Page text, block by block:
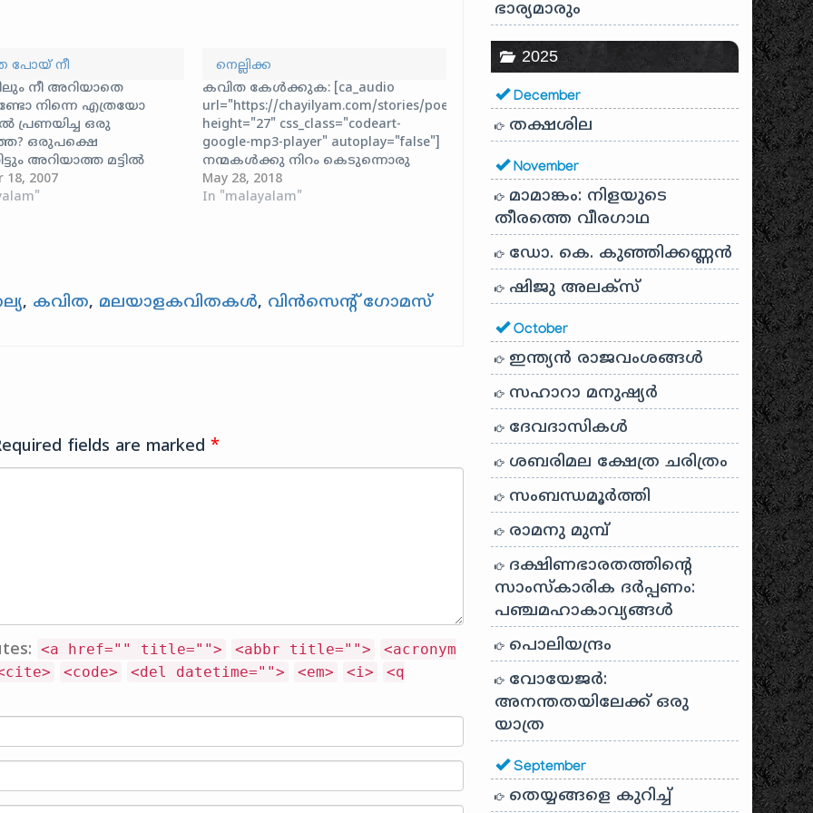
പോയ് നീ
നീ അറിയാതെ
നിന്നെ എത്രയോ
പ്രണയിച്ച ഒരു
ഒരുപക്ഷെ
അറിയാത്ത മട്ടിൽ
വരുമ്പോൾ പ്രാണൻ
മഴ പോലെ
പോയ് നീ,
18, 2007
നെല്ലിക്ക
കവിത കേൾക്കുക: [ca_audio
url="https://chayilyam.com/stories/poem/nellikka.mp3"
height="27" css_class="codeart-
google-mp3-player" autoplay="false"]
നന്മകൾക്കു നിറം കെടുന്നൊരു
കാലമെന്നുണ്ണീ തിന്മകൾക്കു നിറച്ചു
വർണ്ണ ചന്തമെന്നുണ്ണീ... മിന്നുന്നു
മണ്ണിലടിഞ്ഞിടല്ലുണ്ണീ... ഓർത്തു
മണൽക്കുഴികൾ... മാവിലെ
കുഞ്ഞാറ്റമുട്ട വിരിഞ്ഞൊരാക്കൂട്‌...
May 28, 2018
In "malayalam"
, കവിത, മലയാളകവിതകൾ, വിന്‍സെന്റ് ഗോമസ്
fields are marked*
<a href="" title=""> <abbr title="">
<acronym
<code> <del datetime=""> <em> <i>
<q
ഭാര്യമാരും
2025
December
തക്ഷശില
November
മാമാങ്കം: നിളയുടെ
തീരത്തെ വീരഗാഥ
ഡോ. കെ. കുഞ്ഞിക്കണ്ണൻ
ഷിജു അലക്സ്
October
ഇന്ത്യൻ രാജവംശങ്ങൾ
സഹാറാ മനുഷ്യർ
ദേവദാസികൾ
ശബരിമല ക്ഷേത്ര ചരിത്രം
സംബന്ധമൂർത്തി
രാമനു മുമ്പ്
ദക്ഷിണഭാരതത്തിൻ്റെ
സാംസ്കാരിക ദർപ്പണം:
പഞ്ചമഹാകാവ്യങ്ങൾ
പൊലിയന്ദ്രം
വോയേജർ:
അനന്തതയിലേക്ക് ഒരു
യാത്ര
September
തെയ്യങ്ങളെ കുറിച്ച്